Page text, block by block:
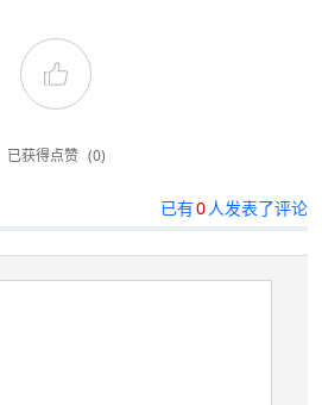
已获得点赞 (0)
已有0 人发表了评论